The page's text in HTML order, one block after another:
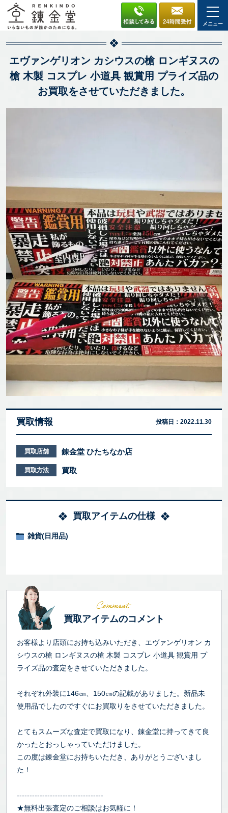
メニュー
エヴァンゲリオン カシウスの槍 ロンギヌスの
槍 木製 コスプレ 小道具 観賞用 プライズ品の
お買取をさせていただきました。
買取情報 投稿日： 2022.11.30
買取店舗 錬金堂 ひたちなか店
買取方法 買取
買取アイテムの仕様
雑貨(日用品)
買取アイテムのコメント
お客様より店頭にお持ち込みいただき、エヴァンゲリオン カ
シウスの槍 ロンギヌスの槍 木製 コスプレ 小道具 観賞用 プ
ライズ品の査定をさせていただきました。
それぞれ外装に146㎝、150㎝の記載がありました。新品未
使用品でしたのですぐにお買取りをさせていただきました。
とてもスムーズな査定で買取になり、錬金堂に持ってきて良
かったとおっしゃっていただけました。
この度は錬金堂にお持ちいただき、ありがとうございまし
た！
----------------------------------
★無料出張査定のご相談はお気軽に！